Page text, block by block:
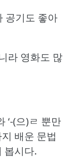
공기도 좋아
라 영화도 많
‘-(으)ㄹ 뿐만
배운 문법
봅시다.